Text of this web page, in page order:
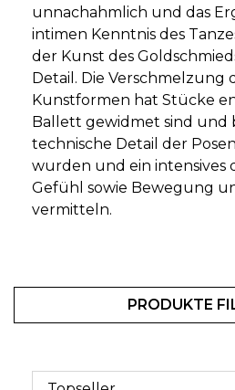
unnachahmlich und das
intimen Kenntnis des
der Kunst des
Detail. Die Verschmelzung
Kunstformen hat Stücke
Ballett gewidmet sind und
technische Detail der
wurden und ein intensives
Gefühl sowie Bewegung
vermitteln.
PRODUKTE